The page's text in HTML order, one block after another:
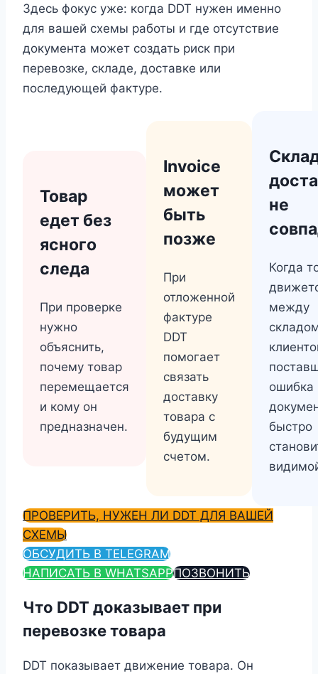
Здесь фокус уже: когда DDT нужен именно
для вашей схемы работы и где отсутствие
документа может создать риск при
перевозке, складе, доставке или
последующей фактуре.
Товар
едет без
ясного
следа
При проверке
нужно
объяснить,
почему товар
перемещается
и кому он
предназначен.
Invoice
может
быть
позже
При
отложенной
фактуре
DDT
помогает
связать
доставку
товара с
будущим
счетом.
не
Когда
между
ошибка
быстро
ПРОВЕРИТЬ, НУЖЕН ЛИ DDT ДЛЯ ВАШЕЙ
СХЕМЫ
ОБСУДИТЬ В TELEGRAM
НАПИСАТЬ В WHATSAPPПОЗВОНИТЬ
Что DDT доказывает при
перевозке товара
DDT показывает движение товара. Он